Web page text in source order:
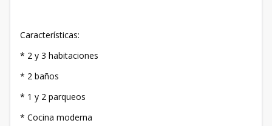
Características:
* 2 y 3 habitaciones
* 2 baños
* 1 y 2 parqueos
* Cocina moderna